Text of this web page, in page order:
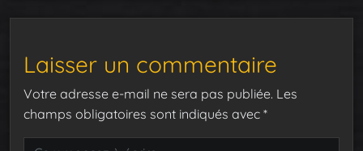
Laisser un commentaire
Votre adresse e-mail ne sera pas publiée. Les
champs obligatoires sont indiqués avec *